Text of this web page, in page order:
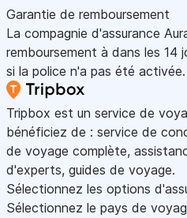
Garantie de remboursement
La compagnie d'assurance
remboursement à dans les 14
si la police n'a pas été
Tripbox est un service de
bénéficiez de : service de
de voyage complète,
d'experts, guides de voyage.
Sélectionnez les options
Sélectionnez le pays de